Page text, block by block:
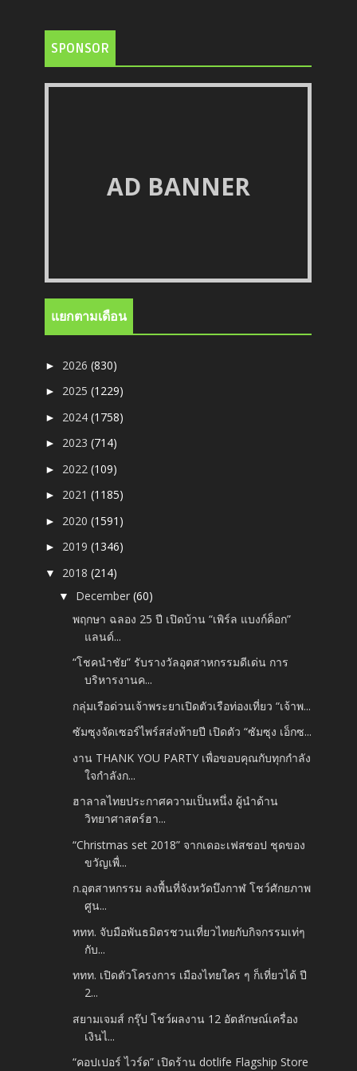
SPONSOR
AD BANNER
แยกตามเดือน
► 2026(830)
► 2025(1229)
► 2024(1758)
► 2023(714)
► 2022(109)
► 2021(1185)
► 2020(1591)
► 2019(1346)
▼ 2018(214)
▼ December(60)
พฤกษา ฉลอง 25 ปี เปิดบ้าน “เพิร์ล แบงก์ค็อก”
แลนด์...
“โชคนำชัย” รับรางวัลอุตสาหกรรมดีเด่น การ
บริหารงานค...
กลุ่มเรือด่วนเจ้าพระยาเปิดตัวเรือท่องเที่ยว “เจ้าพ...
ซัมซุงจัดเซอร์ไพร์สส่งท้ายปี เปิดตัว “ซัมซุง เอ็กซ...
งาน THANK YOU PARTY เพื่อขอบคุณกับทุกกำลัง
ใจกำลังก...
ฮาลาลไทยประกาศความเป็นหนึ่ง ผู้นำด้าน
วิทยาศาสตร์ฮา...
“Christmas set 2018” จากเดอะเฟสชอป ชุดของ
ขวัญเพื่...
ก.อุตสาหกรรม ลงพื้นที่จังหวัดบึงกาฬ โชว์ศักยภาพ
ศูน...
ททท. จับมือพันธมิตรชวนเที่ยวไทยกับกิจกรรมเท่ๆ
กับ...
ททท. เปิดตัวโครงการ เมืองไทยใคร ๆ ก็เที่ยวได้ ปี
2...
สยามเจมส์ กรุ๊ป โชว์ผลงาน 12 อัตลักษณ์เครื่อง
เงินไ...
“คอปเปอร์ ไวร์ด” เปิดร้าน dotlife Flagship Store